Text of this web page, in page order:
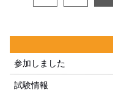
参加しました
試験情報